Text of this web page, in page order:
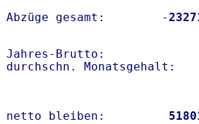
Abzüge gesamt:        -
Jahres-
netto bleiben: